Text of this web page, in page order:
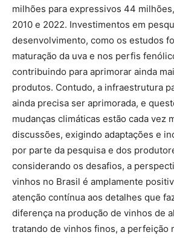
milhões para expressivos 44
2010 e 2022. Investimentos em
desenvolvimento, como os estudos
maturação da uva e nos perfis
contribuindo para aprimorar ainda
produtos. Contudo, a infraestrutura
ainda precisa ser aprimorada, e
mudanças climáticas estão cada vez
discussões, exigindo adaptações e
por parte da pesquisa e dos
considerando os desafios, a
vinhos no Brasil é amplamente
atenção contínua aos detalhes que
diferença na produção de vinhos de
tratando de vinhos finos, a perfeição